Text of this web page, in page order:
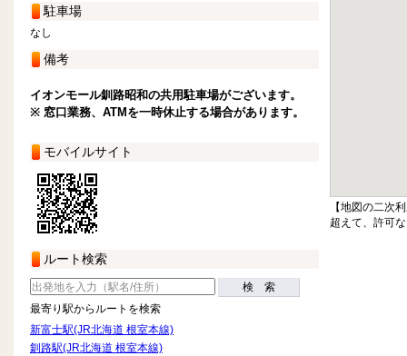
駐車場
なし
備考
イオンモール釧路昭和の共用駐車場がございます。
※ 窓口業務、ATMを一時休止する場合があります。
モバイルサイト
ルート検索
検 索
最寄り駅からルートを検索
新富士駅(JR北海道 根室本線)
釧路駅(JR北海道 根室本線)
【地図の二次
超えて、許可